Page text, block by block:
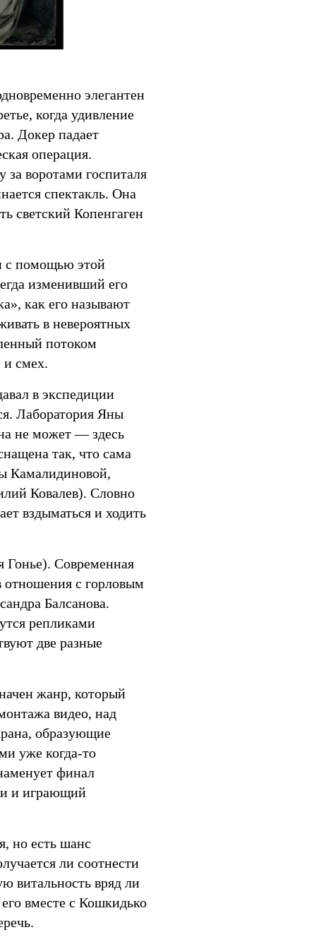
элегантен
когда удивление
Докер падает
операция.
за воротами госпиталя
спектакль. Она
светский Копенгаген
с помощью этой
изменивший его
как его называют
в невероятных
потоком
и смех.
в экспедиции
Лаборатория Яны
не может — здесь
так, что сама
Камалидиновой,
Ковалев). Словно
вздыматься и ходить
Гонье). Современная
отношения с горловым
Балсанова.
репликами
две разные
жанр, который
видео, над
образующие
уже когда-то
финал
и играющий
но есть шанс
ли соотнести
витальность вряд ли
вместе с Кошкидько